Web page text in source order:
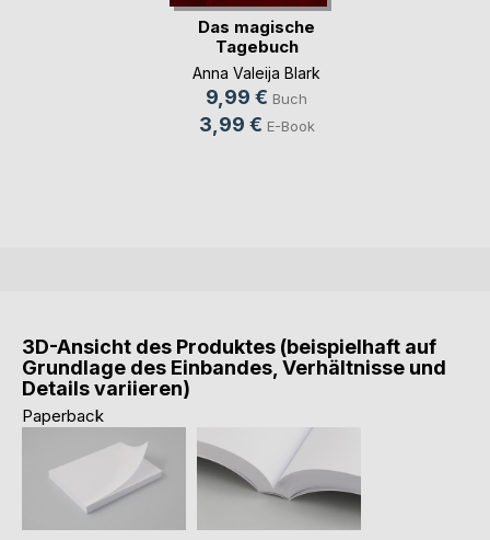
Das magische
Tagebuch
Anna Valeija Blark
9,99 € Buch
3,99 € E-Book
3D-Ansicht des Produktes (beispielhaft auf
Grundlage des Einbandes, Verhältnisse und
Details variieren)
Paperback